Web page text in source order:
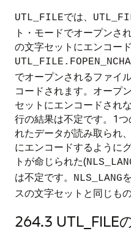
UTL_FILEでは、
ト・モードでオープンさ
の文字セットにエンコード
でオープンされるファイ
コードされます。オープ
セットにエンコードされ
行の結果は不定です。1
れたデータが読み取られ
にエンコードするように
トが命じられた(
は不定です。
NLS_LANG
スの文字セットと同じも
264.3 UTL_FILE